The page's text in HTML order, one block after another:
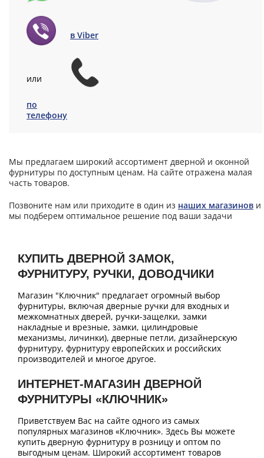
в Viber
или
по
телефону
Мы предлагаем широкий ассортимент дверной и оконной
фурнитуры по доступным ценам. На сайте отражена малая
часть товаров.
Позвоните нам или приходите в один из наших магазинов и
мы подберем оптимальное решение под ваши задачи
КУПИТЬ ДВЕРНОЙ ЗАМОК,
ФУРНИТУРУ, РУЧКИ, ДОВОДЧИКИ
Магазин "Ключник" предлагает огромный выбор
фурнитуры, включая дверные ручки для входных и
межкомнатных дверей, ручки-защелки, замки
накладные и врезные, замки, цилиндровые
механизмы, личинки), дверные петли, дизайнерскую
фурнитуру, фурнитуру европейских и российских
производителей и многое другое.
ИНТЕРНЕТ-МАГАЗИН ДВЕРНОЙ
ФУРНИТУРЫ «КЛЮЧНИК»
Приветствуем Вас на сайте одного из самых
популярных магазинов «Ключник». Здесь Вы можете
купить дверную фурнитуру в розницу и оптом по
выгодным ценам. Широкий ассортимент товаров